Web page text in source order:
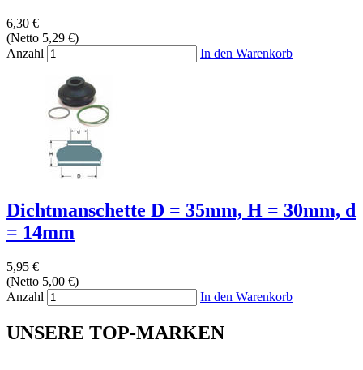
6,30 €
(Netto 5,29 €)
Anzahl
In den Warenkorb
Dichtmanschette D = 35mm, H = 30mm, d
= 14mm
5,95 €
(Netto 5,00 €)
Anzahl
In den Warenkorb
UNSERE TOP-MARKEN